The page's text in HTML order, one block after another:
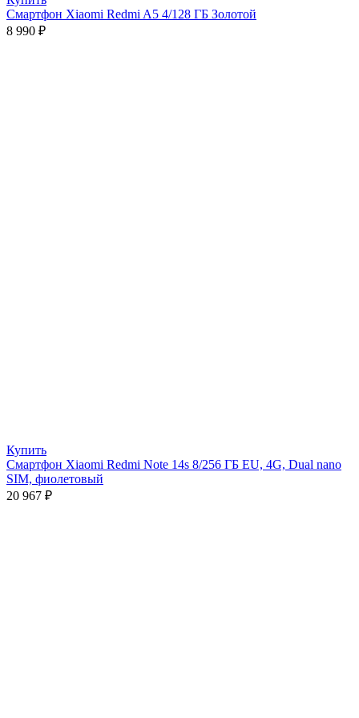
Смартфон Xiaomi Redmi A5 4/128 ГБ Золотой
8 990 ₽
Купить
Смартфон Xiaomi Redmi Note 14s 8/256 ГБ EU, 4G, Dual nano
SIM, фиолетовый
20 967 ₽